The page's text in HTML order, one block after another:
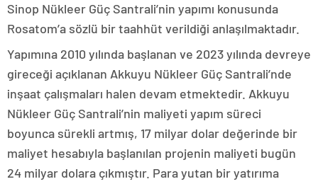
Sinop Nükleer Güç Santrali’nin yapımı konusunda
Rosatom’a sözlü bir taahhüt verildiği anlaşılmaktadır.
Yapımına 2010 yılında başlanan ve 2023 yılında devreye
gireceği açıklanan Akkuyu Nükleer Güç Santrali’nde
inşaat çalışmaları halen devam etmektedir. Akkuyu
Nükleer Güç Santrali’nin maliyeti yapım süreci
boyunca sürekli artmış, 17 milyar dolar değerinde bir
maliyet hesabıyla başlanılan projenin maliyeti bugün
24 milyar dolara çıkmıştır. Para yutan bir yatırıma